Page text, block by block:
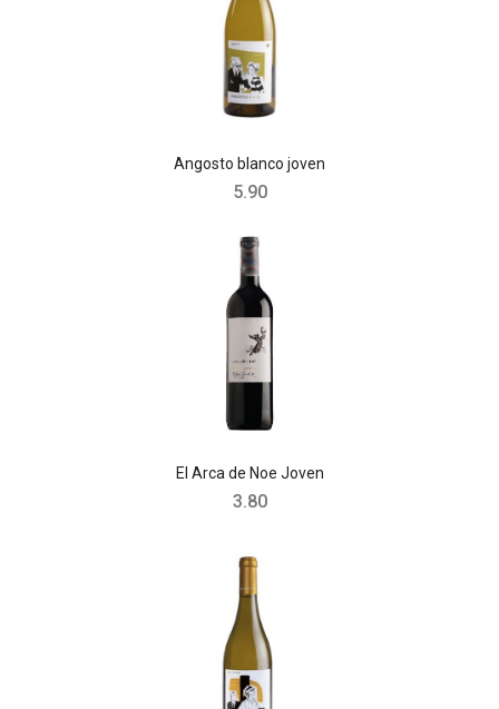
Angosto blanco joven
5.90
El Arca de Noe Joven
3.80